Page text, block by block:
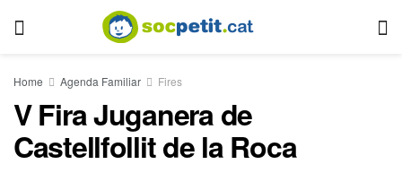
Home Agenda Familiar Fires
V Fira Juganera de
Castellfollit de la Roca